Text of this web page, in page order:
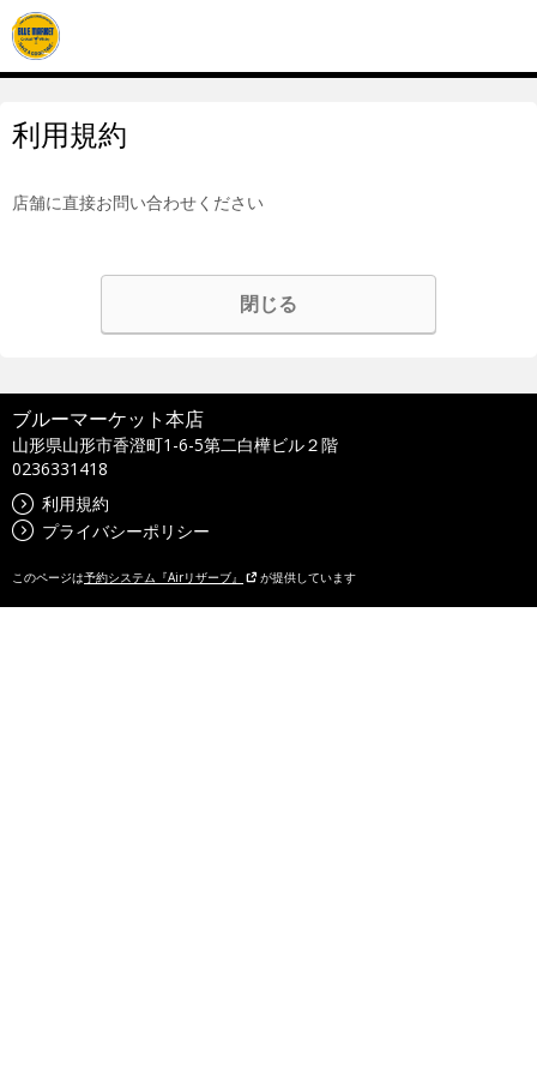
利用規約
店舗に直接お問い合わせください
閉じる
ブルーマーケット本店
山形県山形市香澄町1-6-5第二白樺ビル２階
0236331418
利用規約
プライバシーポリシー
このページは予約システム『Airリザーブ』 が提供しています